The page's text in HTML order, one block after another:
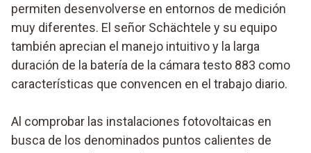
permiten desenvolverse en entornos de medición
muy diferentes. El señor Schächtele y su equipo
también aprecian el manejo intuitivo y la larga
duración de la batería de la cámara testo 883 como
características que convencen en el trabajo diario.
Al comprobar las instalaciones fotovoltaicas en
busca de los denominados puntos calientes de